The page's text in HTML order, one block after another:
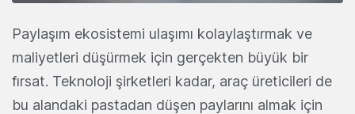
Paylaşım ekosistemi ulaşımı kolaylaştırmak ve
maliyetleri düşürmek için gerçekten büyük bir
fırsat. Teknoloji şirketleri kadar, araç üreticileri de
bu alandaki pastadan düşen paylarını almak için